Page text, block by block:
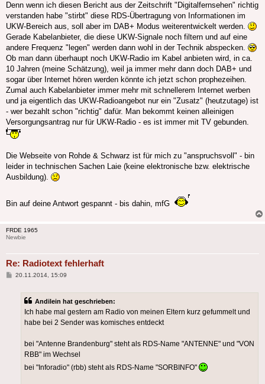
Denn wenn ich diesen Bericht aus der Zeitschrift "Digitalfernsehen" richtig
verstanden habe "stirbt" diese RDS-Übertragung von Informationen im
UKW-Bereich aus, soll aber im DAB+ Modus weiterentwickelt werden.
Gerade Kabelanbieter, die diese UKW-Signale noch filtern und auf eine
andere Frequenz "legen" werden dann wohl in der Technik abspecken.
Ob man dann überhaupt noch UKW-Radio im Kabel anbieten wird, in ca.
10 Jahren (meine Schätzung), weil ja immer mehr dann doch DAB+ und
sogar über Internet hören werden könnte ich jetzt schon prophezeihen.
Zumal auch Kabelanbieter immer mehr mit schnellerem Internet werben
und ja eigentlich das UKW-Radioangebot nur ein "Zusatz" (heutzutage) ist
- wer bezahlt schon "richtig" dafür. Man bekommt keinen alleinigen
Versorgungsantrag nur für UKW-Radio - es ist immer mit TV gebunden.
Die Webseite von Rohde & Schwarz ist für mich zu "anspruchsvoll" - bin
leider in technischen Sachen Laie (keine elektronische bzw. elektrische
Ausbildung).
Bin auf deine Antwort gespannt - bis dahin, mfG
FRDE 1965
Newbie
Re: Radiotext fehlerhaft
Beitrag
20.11.2014, 15:09
Andilein hat geschrieben:
Ich habe mal gestern am Radio von meinen Eltern kurz gefummelt und
habe bei 2 Sender was komisches entdeckt
bei "Antenne Brandenburg" steht als RDS-Name "ANTENNE" und "VON
RBB" im Wechsel
bei "Inforadio" (rbb) steht als RDS-Name "SORBINFO"